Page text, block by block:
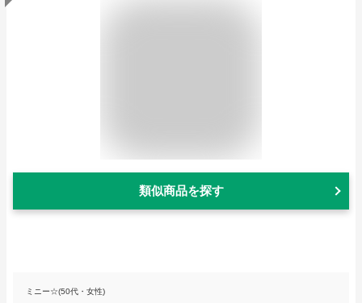
類似商品を探す
ミニー☆(50代・女性)